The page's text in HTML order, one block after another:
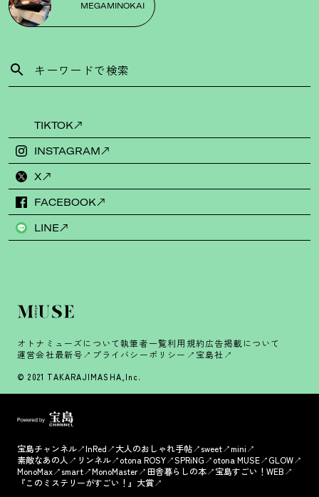
MEGAMINOKAI
TIKTOK
INSTAGRAM
X
FACEBOOK
LINE
オトナミューズについて執筆者一覧利用規約広告掲載について
運営会社最新号 プライバシーポリシー 宝島社
© 2021 TAKARAJIMASHA,Inc.
宝島チャンネル InRed 大人のおしゃれ手帖 sweet
mini
素敵なあの人
リンネル otona ROSY SPRiNG otona MUSE
GLOW
MonoMax
smart MonoMaster 田舎暮らしの本
宝島すごい！WEB
『このミステリーがすごい！』大賞